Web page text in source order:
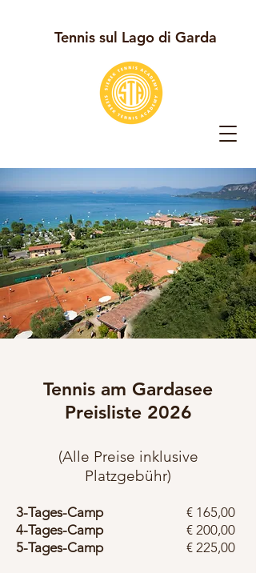
Tennis sul Lago di Garda
Tennis am Gardasee
Preisliste 2026
(Alle Preise inklusive
Platzgebühr)
3-Tages-Camp€ 165,00
4-Tages-Camp€ 200,00
5-Tages-Camp€ 225,00